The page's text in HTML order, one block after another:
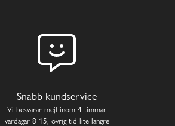
Snabb kundservice
Vi besvarar mejl inom 4 timmar
vardagar 8-15, övrig tid lite längre